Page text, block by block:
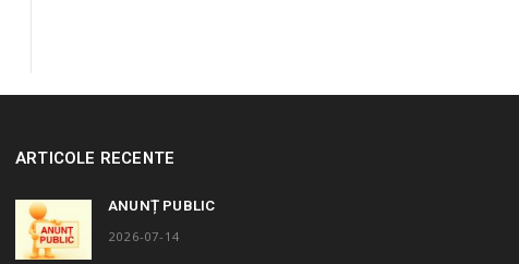
ARTICOLE RECENTE
ANUNȚ PUBLIC
2026-07-14